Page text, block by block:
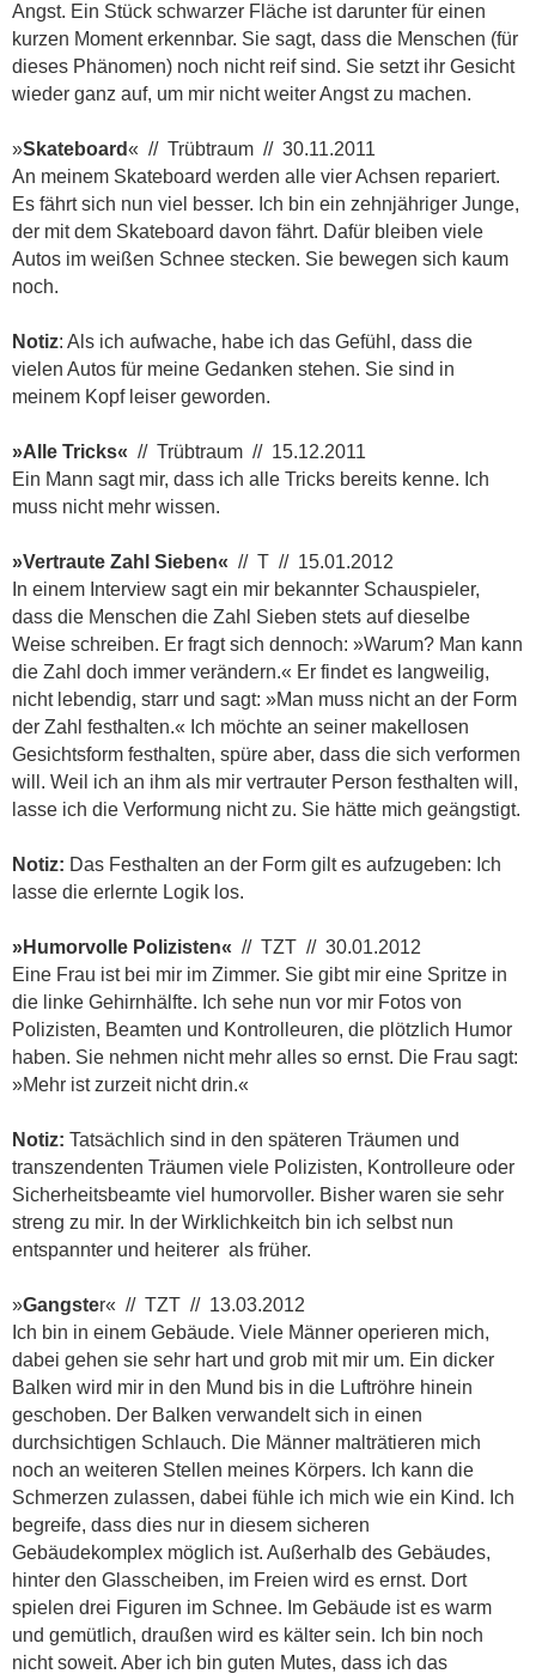
Angst. Ein Stück schwarzer Fläche ist darunter für einen
kurzen Moment erkennbar. Sie sagt, dass die Menschen (für
dieses Phänomen) noch nicht reif sind. Sie setzt ihr Gesicht
wieder ganz auf, um mir nicht weiter Angst zu machen.
»Skateboard« // Trübtraum // 30.11.2011
An meinem Skateboard werden alle vier Achsen repariert.
Es fährt sich nun viel besser. Ich bin ein zehnjähriger Junge,
der mit dem Skateboard davon fährt. Dafür bleiben viele
Autos im weißen Schnee stecken. Sie bewegen sich kaum
noch.
Notiz: Als ich aufwache, habe ich das Gefühl, dass die
vielen Autos für meine Gedanken stehen. Sie sind in
meinem Kopf leiser geworden.
»Alle Tricks« // Trübtraum // 15.12.2011
Ein Mann sagt mir, dass ich alle Tricks bereits kenne. Ich
muss nicht mehr wissen.
»Vertraute Zahl Sieben« // T // 15.01.2012
In einem Interview sagt ein mir bekannter Schauspieler,
dass die Menschen die Zahl Sieben stets auf dieselbe
Weise schreiben. Er fragt sich dennoch: »Warum? Man kann
die Zahl doch immer verändern.« Er findet es langweilig,
nicht lebendig, starr und sagt: »Man muss nicht an der Form
der Zahl festhalten.« Ich möchte an seiner makellosen
Gesichtsform festhalten, spüre aber, dass die sich verformen
will. Weil ich an ihm als mir vertrauter Person festhalten will,
lasse ich die Verformung nicht zu. Sie hätte mich geängstigt.
Notiz: Das Festhalten an der Form gilt es aufzugeben: Ich
lasse die erlernte Logik los.
»Humorvolle Polizisten« // TZT // 30.01.2012
Eine Frau ist bei mir im Zimmer. Sie gibt mir eine Spritze in
die linke Gehirnhälfte. Ich sehe nun vor mir Fotos von
Polizisten, Beamten und Kontrolleuren, die plötzlich Humor
haben. Sie nehmen nicht mehr alles so ernst. Die Frau sagt:
»Mehr ist zurzeit nicht drin.«
Notiz: Tatsächlich sind in den späteren Träumen und
transzendenten Träumen viele Polizisten, Kontrolleure oder
Sicherheitsbeamte viel humorvoller. Bisher waren sie sehr
streng zu mir. In der Wirklichkeitch bin ich selbst nun
entspannter und heiterer als früher.
»Gangster« // TZT // 13.03.2012
Ich bin in einem Gebäude. Viele Männer operieren mich,
dabei gehen sie sehr hart und grob mit mir um. Ein dicker
Balken wird mir in den Mund bis in die Luftröhre hinein
geschoben. Der Balken verwandelt sich in einen
durchsichtigen Schlauch. Die Männer malträtieren mich
noch an weiteren Stellen meines Körpers. Ich kann die
Schmerzen zulassen, dabei fühle ich mich wie ein Kind. Ich
begreife, dass dies nur in diesem sicheren
Gebäudekomplex möglich ist. Außerhalb des Gebäudes,
hinter den Glasscheiben, im Freien wird es ernst. Dort
spielen drei Figuren im Schnee. Im Gebäude ist es warm
und gemütlich, draußen wird es kälter sein. Ich bin noch
nicht soweit. Aber ich bin guten Mutes, dass ich das